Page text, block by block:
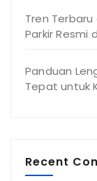
Tren
Parkir Resmi
Panduan
Tepat untuk
Recent